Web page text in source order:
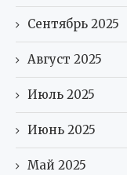
Сентябрь 2025
Август 2025
Июль 2025
Июнь 2025
Май 2025